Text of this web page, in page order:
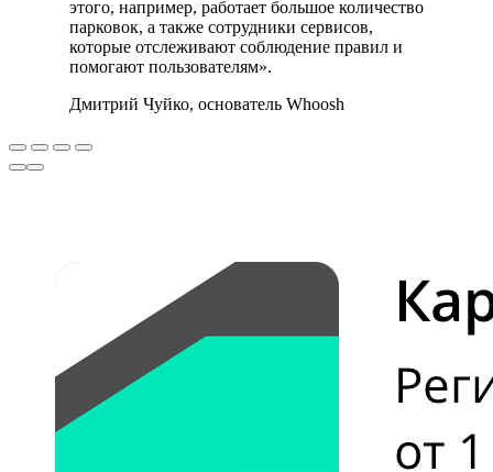
этого, например, работает большое количество
парковок, а также сотрудники сервисов,
которые отслеживают соблюдение правил и
помогают пользователям».
Дмитрий Чуйко, основатель Whoosh